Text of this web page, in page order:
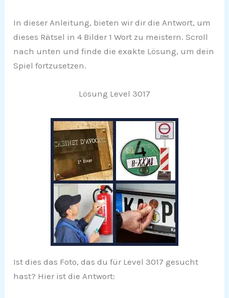
In dieser Anleitung, bieten wir dir die Antwort, um
dieses Rätsel in 4 Bilder 1 Wort zu meistern. Scroll
nach unten und finde die exakte Lösung, um dein
Spiel fortzusetzen.
Lösung Level 3017
Ist dies das Foto, das du für Level 3017 gesucht
hast? Hier ist die Antwort: